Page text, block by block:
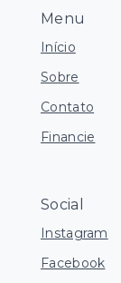
Menu
Início
Sobre
Contato
Financie
Social
Instagram
Facebook